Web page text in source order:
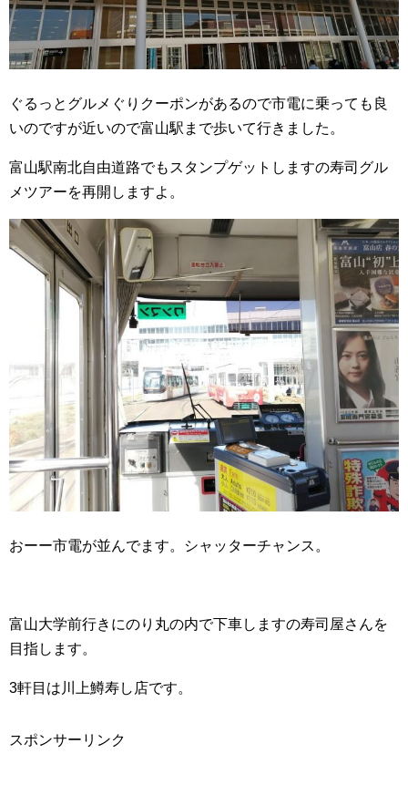
ぐるっとグルメぐりクーポンがあるので市電に乗っても良
いのですが近いので富山駅まで歩いて行きました。
富山駅南北自由道路でもスタンプゲットしますの寿司グル
メツアーを再開しますよ。
おーー市電が並んでます。シャッターチャンス。
富山大学前行きにのり丸の内で下車しますの寿司屋さんを
目指します。
3軒目は川上鱒寿し店です。
スポンサーリンク